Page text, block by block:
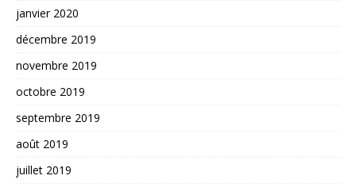
janvier 2020
décembre 2019
novembre 2019
octobre 2019
septembre 2019
août 2019
juillet 2019